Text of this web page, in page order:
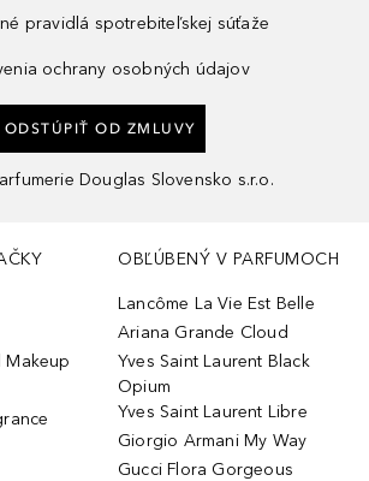
pravidlá spotrebiteľskej súťaže
ochrany osobných údajov
ODSTÚPIŤ OD ZMLUVY
Douglas Slovensko s.r.o.
Makeup
OBĽÚBENÝ V PARFUMOCH
Lancôme La Vie Est Belle
Ariana Grande Cloud
Yves Saint Laurent Black
Opium
Yves Saint Laurent Libre
Giorgio Armani My Way
Gucci Flora Gorgeous